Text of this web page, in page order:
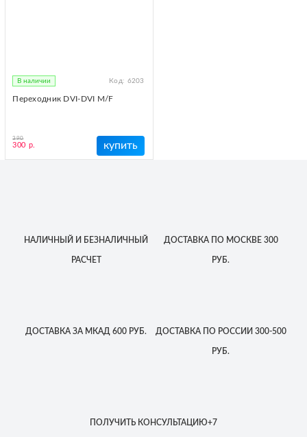
В наличии Код: 6203
Переходник DVI-DVI M/F
390
300 р. купить
НАЛИЧНЫЙ И БЕЗНАЛИЧНЫЙ
РАСЧЕТ
ДОСТАВКАПО МОСКВЕ 300
РУБ.
ДОСТАВКА ЗА МКАД 600 РУБ. ДОСТАВКАПО РОССИИ 300-500
РУБ.
ПОЛУЧИТЬ КОНСУЛЬТАЦИЮ+7